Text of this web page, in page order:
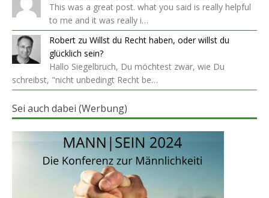
This was a great post. what you said is really helpful
to me and it was really i…
Robert zu Willst du Recht haben, oder willst du
glücklich sein?
Hallo Siegelbruch, Du möchtest zwar, wie Du
schreibst, "nicht unbedingt Recht be…
Sei auch dabei (Werbung)